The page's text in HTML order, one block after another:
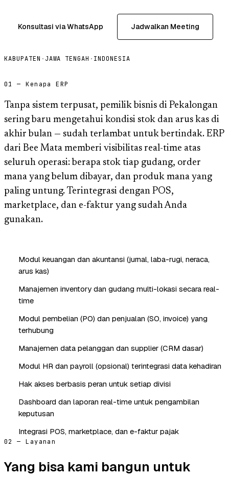
Konsultasi via WhatsApp Jadwalkan Meeting
KABUPATEN · JAWA TENGAH · INDONESIA
01 — Kenapa ERP
Tanpa sistem terpusat, pemilik bisnis di Pekalongan
sering baru mengetahui kondisi stok dan arus kas di
akhir bulan — sudah terlambat untuk bertindak. ERP
dari Bee Mata memberi visibilitas real-time atas
seluruh operasi: berapa stok tiap gudang, order
mana yang belum dibayar, dan produk mana yang
paling untung. Terintegrasi dengan POS,
marketplace, dan e-faktur yang sudah Anda
gunakan.
Modul keuangan dan akuntansi (jurnal, laba-rugi, neraca,
arus kas)
Manajemen inventory dan gudang multi-lokasi secara real-
time
Modul pembelian (PO) dan penjualan (SO, invoice) yang
terhubung
Manajemen data pelanggan dan supplier (CRM dasar)
Modul HR dan payroll (opsional) terintegrasi data kehadiran
Hak akses berbasis peran untuk setiap divisi
Dashboard dan laporan real-time untuk pengambilan
keputusan
Integrasi POS, marketplace, dan e-faktur pajak
02 — Layanan
Yang bisa kami bangun untuk